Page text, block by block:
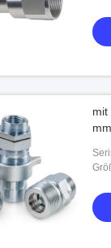
mit
mm,
mm,